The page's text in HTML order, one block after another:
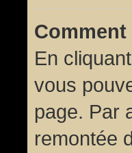
En
vous
page. Par
remontée